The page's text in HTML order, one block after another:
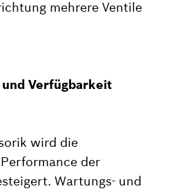
mehrere Ventile
Verfügbarkeit
wird die
der
Wartungs- und